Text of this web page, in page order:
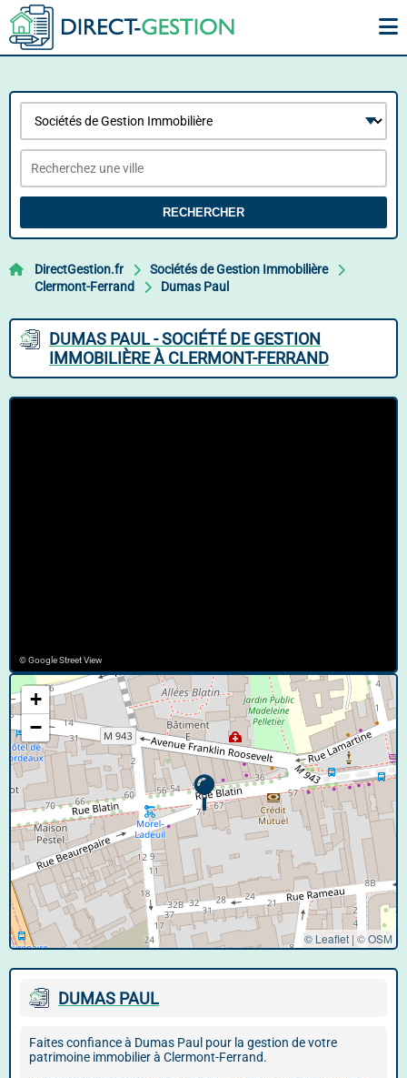
RECHERCHER
DirectGestion.fr
Sociétés de Gestion Immobilière
Clermont-Ferrand
Dumas Paul
DUMAS PAUL - SOCIÉTÉ DE GESTION
IMMOBILIÈRE À CLERMONT-FERRAND
© Google Street View
+
−
© Leaflet |©OSM
DUMAS PAUL
Faites confiance à Dumas Paul pour la gestion de votre
patrimoine immobilier à Clermont-Ferrand.